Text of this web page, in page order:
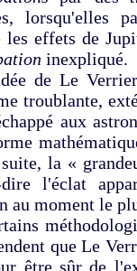
lorsqu'elles
les effets de
inexpliqué.
de Le
troublante,
aux
la «
dire l'éclat
au moment le
que Le
être sûr de